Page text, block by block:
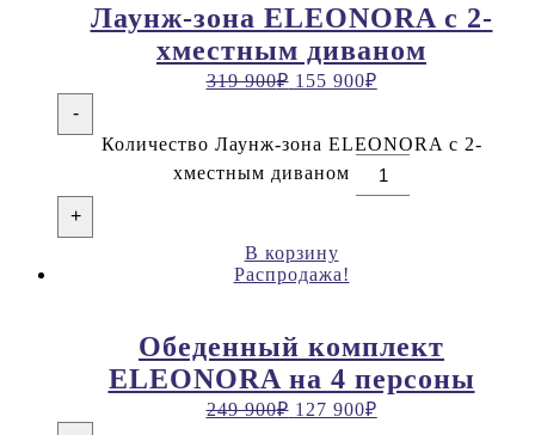
Лаунж-зона ELEONORA с 2-
хместным диваном
319 900₽ 155 900₽
-
Количество Лаунж-зона ELEONORA с 2-
хместным диваном
+
В корзину
Распродажа!
Обеденный комплект
ELEONORA на 4 персоны
249 900₽ 127 900₽